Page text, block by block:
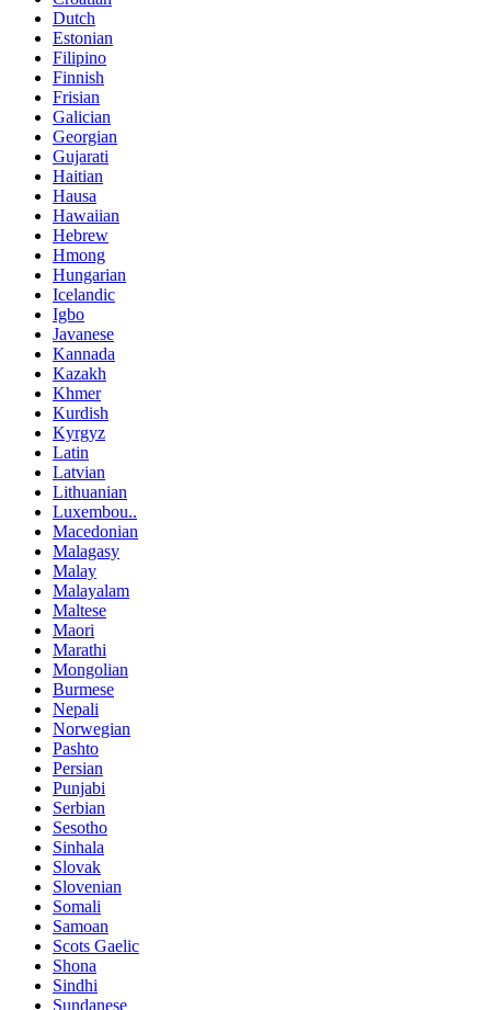
Dutch
Estonian
Filipino
Finnish
Frisian
Galician
Georgian
Gujarati
Haitian
Hausa
Hawaiian
Hebrew
Hmong
Hungarian
Icelandic
Igbo
Javanese
Kannada
Kazakh
Khmer
Kurdish
Kyrgyz
Latin
Latvian
Lithuanian
Luxembou..
Macedonian
Malagasy
Malay
Malayalam
Maltese
Maori
Marathi
Mongolian
Burmese
Nepali
Norwegian
Pashto
Persian
Punjabi
Serbian
Sesotho
Sinhala
Slovak
Slovenian
Somali
Samoan
Scots Gaelic
Shona
Sindhi
Sundanese